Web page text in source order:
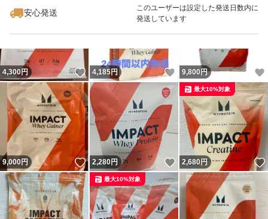
安心発送
このユーザーは設定した発送日数内に
発送しています
4,300円 いいね！
4,185円 いいね！
9,800 円
9,000円 いいね！
2,280円 いいね！
2,680円
最大10%対象
最大10%対象